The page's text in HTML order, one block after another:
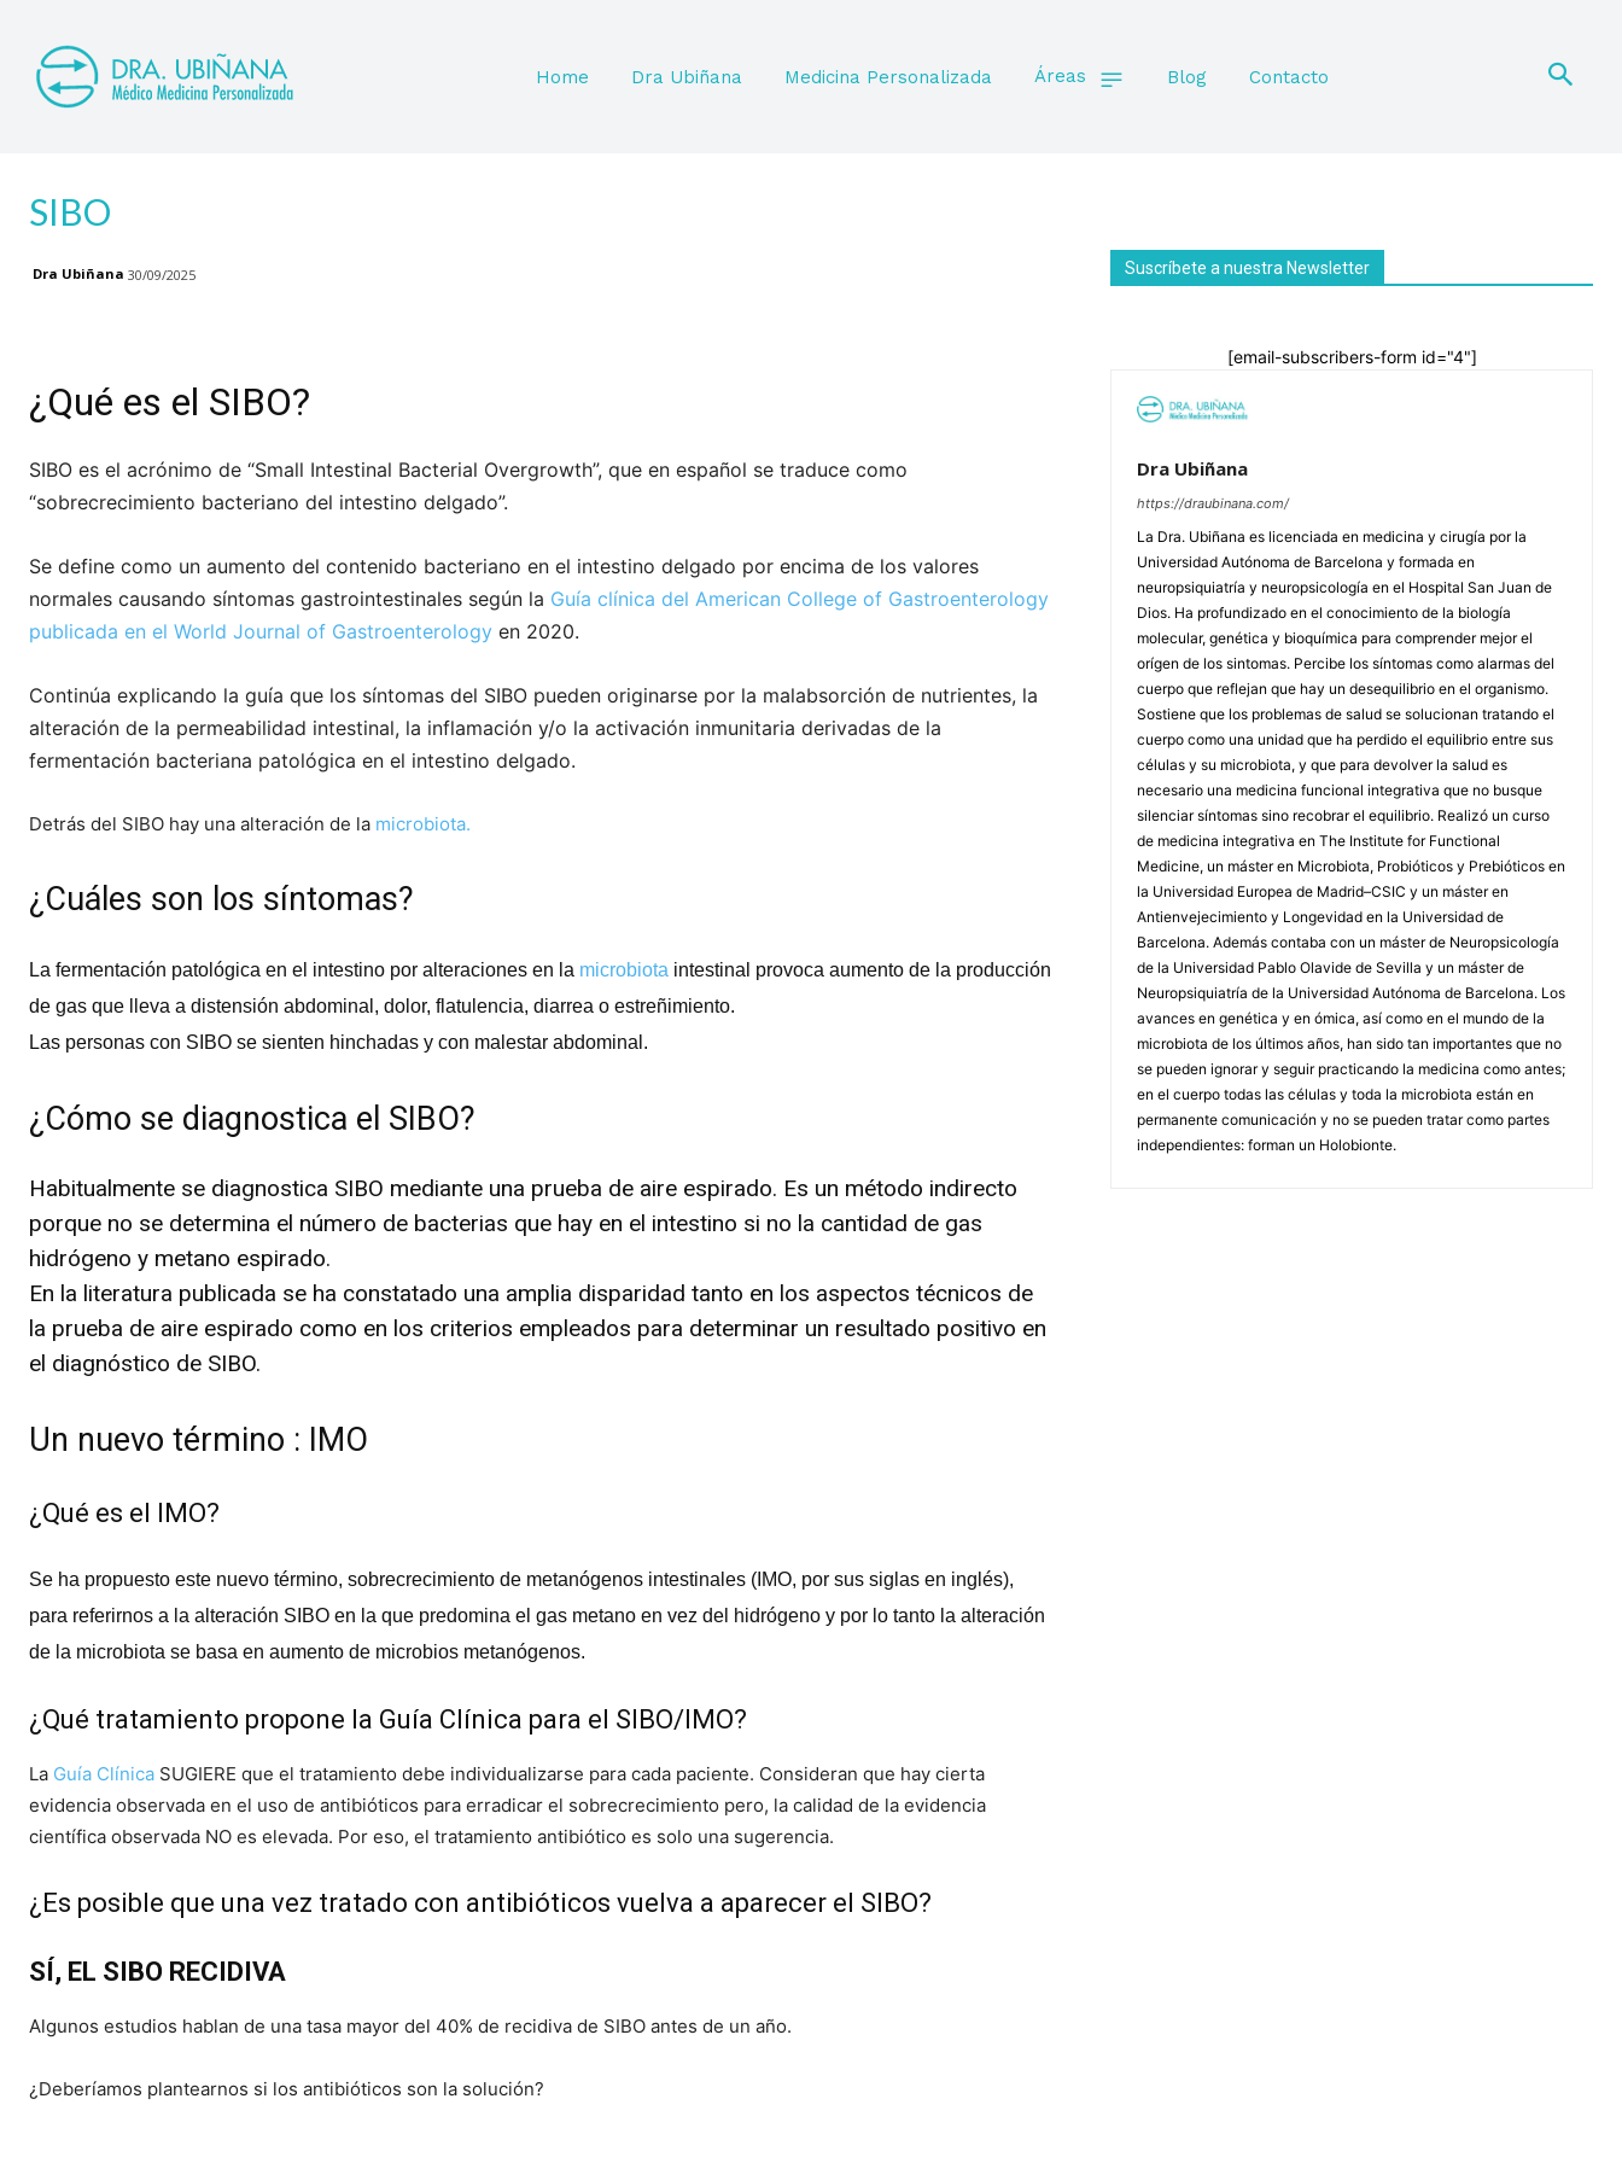
Home Dra Ubiñana Medicina Personalizada Áreas Blog Contacto
SIBO
Dra Ubiñana 30/09/2025
¿Qué es el SIBO?
SIBO es el acrónimo de “Small Intestinal Bacterial Overgrowth”, que en español se traduce como
“sobrecrecimiento bacteriano del intestino delgado”.
Se define como un aumento del contenido bacteriano en el intestino delgado por encima de los valores
normales causando síntomas gastrointestinales según la Guía clínica del American College of Gastroenterology
publicada en el World Journal of Gastroenterology en 2020.
Continúa explicando la guía que los síntomas del SIBO pueden originarse por la malabsorción de nutrientes, la
alteración de la permeabilidad intestinal, la inflamación y/o la activación inmunitaria derivadas de la
fermentación bacteriana patológica en el intestino delgado.
Detrás del SIBO hay una alteración de la microbiota.
¿Cuáles son los síntomas?
La fermentación patológica en el intestino por alteraciones en la microbiota intestinal provoca aumento de la producción
de gas que lleva a distensión abdominal, dolor, flatulencia, diarrea o estreñimiento.
Las personas con SIBO se sienten hinchadas y con malestar abdominal.
¿Cómo se diagnostica el SIBO?
Habitualmente se diagnostica SIBO mediante una prueba de aire espirado. Es un método indirecto
porque no se determina el número de bacterias que hay en el intestino si no la cantidad de gas
hidrógeno y metano espirado.
En la literatura publicada se ha constatado una amplia disparidad tanto en los aspectos técnicos de
la prueba de aire espirado como en los criterios empleados para determinar un resultado positivo en
el diagnóstico de SIBO.
Un nuevo término : IMO
¿Qué es el IMO?
Se ha propuesto este nuevo término, sobrecrecimiento de metanógenos intestinales (IMO, por sus siglas en inglés),
para referirnos a la alteración SIBO en la que predomina el gas metano en vez del hidrógeno y por lo tanto la alteración
de la microbiota se basa en aumento de microbios metanógenos.
¿Qué tratamiento propone la Guía Clínica para el SIBO/IMO?
La Guía Clínica SUGIERE que el tratamiento debe individualizarse para cada paciente. Consideran que hay cierta
evidencia observada en el uso de antibióticos para erradicar el sobrecrecimiento pero, la calidad de la evidencia
científica observada NO es elevada. Por eso, el tratamiento antibiótico es solo una sugerencia.
¿Es posible que una vez tratado con antibióticos vuelva a aparecer el SIBO?
SÍ, EL SIBO RECIDIVA
Algunos estudios hablan de una tasa mayor del 40% de recidiva de SIBO antes de un año.
¿Deberíamos plantearnos si los antibióticos son la solución?
Suscríbete a nuestra Newsletter
[email-subscribers-form id="4"]
Dra Ubiñana
https://draubinana.com/
La Dra. Ubiñana es licenciada en medicina y cirugía por la
Universidad Autónoma de Barcelona y formada en
neuropsiquiatría y neuropsicología en el Hospital San Juan de
Dios. Ha profundizado en el conocimiento de la biología
molecular, genética y bioquímica para comprender mejor el
orígen de los sintomas. Percibe los síntomas como alarmas del
cuerpo que reflejan que hay un desequilibrio en el organismo.
Sostiene que los problemas de salud se solucionan tratando el
cuerpo como una unidad que ha perdido el equilibrio entre sus
células y su microbiota, y que para devolver la salud es
necesario una medicina funcional integrativa que no busque
silenciar síntomas sino recobrar el equilibrio. Realizó un curso
de medicina integrativa en The Institute for Functional
Medicine, un máster en Microbiota, Probióticos y Prebióticos en
la Universidad Europea de Madrid–CSIC y un máster en
Antienvejecimiento y Longevidad en la Universidad de
Barcelona. Además contaba con un máster de Neuropsicología
de la Universidad Pablo Olavide de Sevilla y un máster de
Neuropsiquiatría de la Universidad Autónoma de Barcelona. Los
avances en genética y en ómica, así como en el mundo de la
microbiota de los últimos años, han sido tan importantes que no
se pueden ignorar y seguir practicando la medicina como antes;
en el cuerpo todas las células y toda la microbiota están en
permanente comunicación y no se pueden tratar como partes
independientes: forman un Holobionte.